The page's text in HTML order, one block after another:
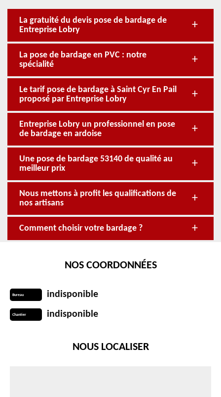
La gratuité du devis pose de bardage de
Entreprise Lobry
La pose de bardage en PVC : notre
spécialité
Le tarif pose de bardage à Saint Cyr En Pail
proposé par Entreprise Lobry
Entreprise Lobry un professionnel en pose
de bardage en ardoise
Une pose de bardage 53140 de qualité au
meilleur prix
Nous mettons à profit les qualifications de
nos artisans
Comment choisir votre bardage ?
NOS COORDONNÉES
Bureau indisponible
Chantier indisponible
NOUS LOCALISER